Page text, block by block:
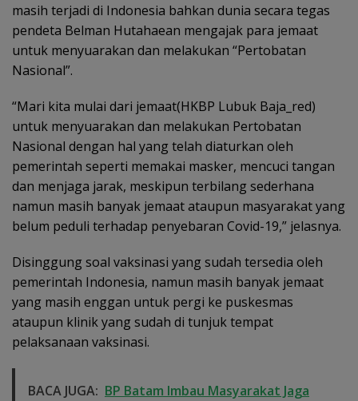
masih terjadi di Indonesia bahkan dunia secara tegas
pendeta Belman Hutahaean mengajak para jemaat
untuk menyuarakan dan melakukan “Pertobatan
Nasional”.
“Mari kita mulai dari jemaat(HKBP Lubuk Baja_red)
untuk menyuarakan dan melakukan Pertobatan
Nasional dengan hal yang telah diaturkan oleh
pemerintah seperti memakai masker, mencuci tangan
dan menjaga jarak, meskipun terbilang sederhana
namun masih banyak jemaat ataupun masyarakat yang
belum peduli terhadap penyebaran Covid-19,” jelasnya.
Disinggung soal vaksinasi yang sudah tersedia oleh
pemerintah Indonesia, namun masih banyak jemaat
yang masih enggan untuk pergi ke puskesmas
ataupun klinik yang sudah di tunjuk tempat
pelaksanaan vaksinasi.
BACA JUGA: BP Batam Imbau Masyarakat Jaga